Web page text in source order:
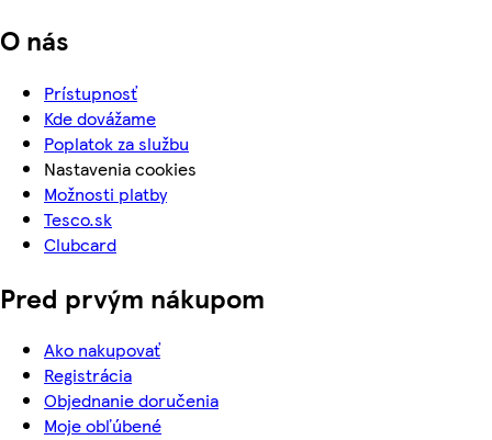
O nás
Prístupnosť
Kde dovážame
Poplatok za službu
Nastavenia cookies
Možnosti platby
Tesco.sk
Clubcard
Pred prvým nákupom
Ako nakupovať
Registrácia
Objednanie doručenia
Moje obľúbené